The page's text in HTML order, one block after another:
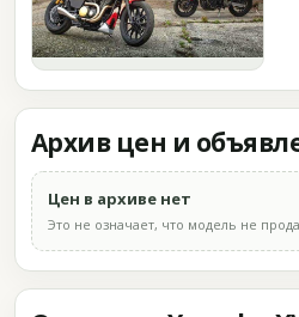
Архив цен и
Цен в архиве нет
Это не означает, что модель не